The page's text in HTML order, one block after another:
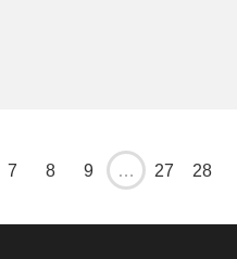
7 8 9 … 27 28